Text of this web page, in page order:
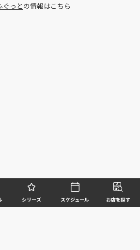
シリーズ スケジュール お店を探す
ぐっとの情報はこちら